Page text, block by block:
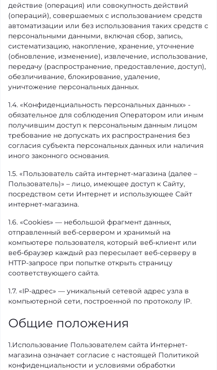
действие (операция) или совокупность действий
(операций), совершаемых с использованием средств
автоматизации или без использования таких средств с
персональными данными, включая сбор, запись,
систематизацию, накопление, хранение, уточнение
(обновление, изменение), извлечение, использование,
передачу (распространение, предоставление, доступ),
обезличивание, блокирование, удаление,
уничтожение персональных данных.
1.4. «Конфиденциальность персональных данных» -
обязательное для соблюдения Оператором или иным
получившим доступ к персональным данным лицом
требование не допускать их распространения без
согласия субъекта персональных данных или наличия
иного законного основания.
1.5. «Пользователь сайта интернет-магазина (далее –
Пользователь)» – лицо, имеющее доступ к Сайту,
посредством сети Интернет и использующее Сайт
интернет-магазина.
1.6. «Cookies» — небольшой фрагмент данных,
отправленный веб-сервером и хранимый на
компьютере пользователя, который веб-клиент или
веб-браузер каждый раз пересылает веб-серверу в
HTTP-запросе при попытке открыть страницу
соответствующего сайта.
1.7. «IP-адрес» — уникальный сетевой адрес узла в
компьютерной сети, построенной по протоколу IP.
Общие положения
1.Использование Пользователем сайта Интернет-
магазина означает согласие с настоящей Политикой
конфиденциальности и условиями обработки